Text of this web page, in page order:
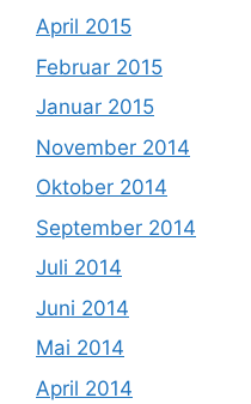
April 2015
Februar 2015
Januar 2015
November 2014
Oktober 2014
September 2014
Juli 2014
Juni 2014
Mai 2014
April 2014